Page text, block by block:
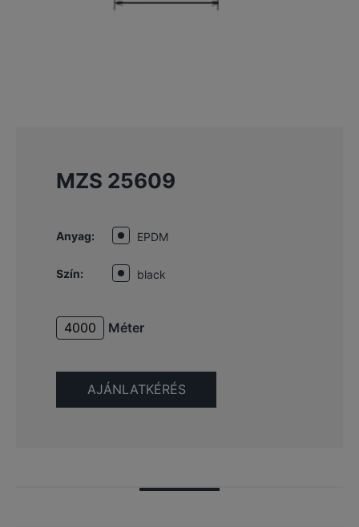
MZS 25609
Anyag: EPDM
Szín: black
Méter